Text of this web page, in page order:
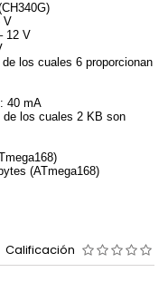
V
12 V
los cuales 6 proporcionan
40 mA
de los cuales 2 KB son
(ATmega168)
Calificación